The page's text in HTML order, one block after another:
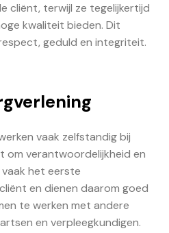
cliënt, terwijl ze tegelijkertijd
kwaliteit bieden. Dit
geduld en integriteit.
vaak zelfstandig bij
om verantwoordelijkheid en
het eerste
en dienen daarom goed
te werken met andere
en verpleegkundigen.